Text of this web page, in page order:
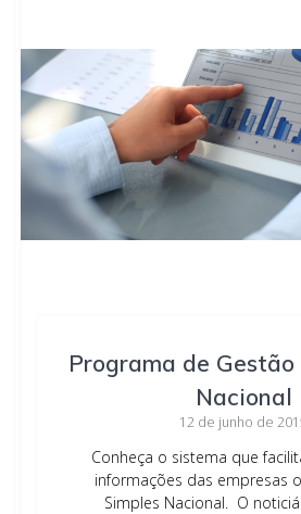
Programa de Gestão
Nacional
12 de junho de
Conheça o sistema que
informações das empresas
Simples Nacional. O